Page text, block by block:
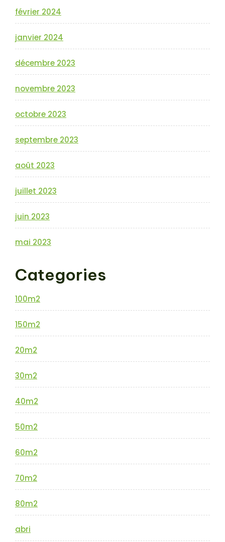
février 2024
janvier 2024
décembre 2023
novembre 2023
octobre 2023
septembre 2023
août 2023
juillet 2023
juin 2023
mai 2023
Categories
100m2
150m2
20m2
30m2
40m2
50m2
60m2
70m2
80m2
abri